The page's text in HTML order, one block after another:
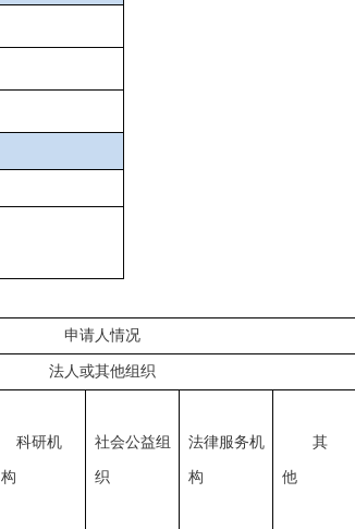
申请人情况
法人或其他组织
科研机
构
社会公益组
织
法律服务机
构
其
他